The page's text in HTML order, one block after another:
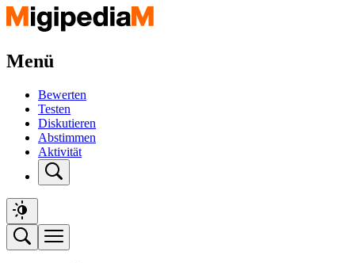
Menü
Bewerten
Testen
Diskutieren
Abstimmen
Aktivität